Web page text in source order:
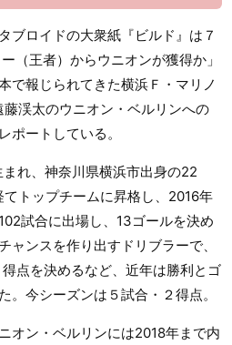
ブロイドの大衆紙『ビルド』は７
（王者）からウニオンが獲得か」
で報じられてきた横浜Ｆ・マリノ
渓太のウニオン・ベルリンへの
ポートしている。
れ、神奈川県横浜市出身の22
トップチームに昇格し、2016年
試合に出場し、13ゴールを決め
ャンスを作り出すドリブラーで、
点を決めるなど、近年は勝利とゴ
。今シーズンは５試合・２得点。
オン・ベルリンには2018年まで内